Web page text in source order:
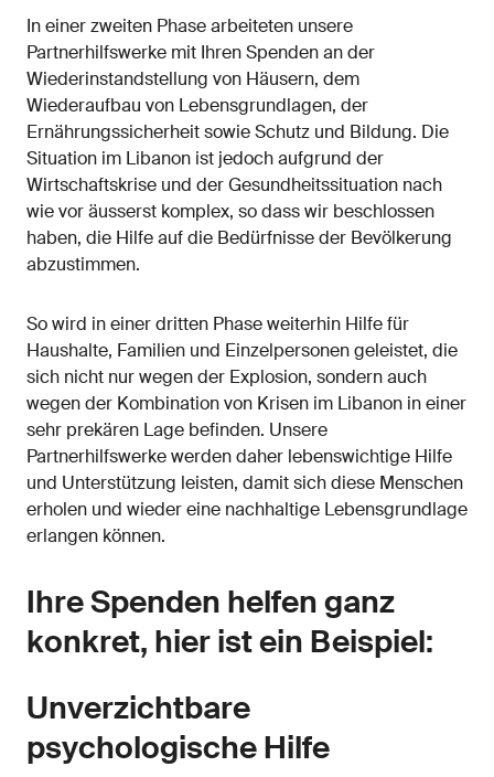
In einer zweiten Phase arbeiteten unsere
Partnerhilfswerke mit Ihren Spenden an der
Wiederinstandstellung von Häusern, dem
Wiederaufbau von Lebensgrundlagen, der
Ernährungssicherheit sowie Schutz und Bildung. Die
Situation im Libanon ist jedoch aufgrund der
Wirtschaftskrise und der Gesundheitssituation nach
wie vor äusserst komplex, so dass wir beschlossen
haben, die Hilfe auf die Bedürfnisse der Bevölkerung
abzustimmen.
So wird in einer dritten Phase weiterhin Hilfe für
Haushalte, Familien und Einzelpersonen geleistet, die
sich nicht nur wegen der Explosion, sondern auch
wegen der Kombination von Krisen im Libanon in einer
sehr prekären Lage befinden. Unsere
Partnerhilfswerke werden daher lebenswichtige Hilfe
und Unterstützung leisten, damit sich diese Menschen
erholen und wieder eine nachhaltige Lebensgrundlage
erlangen können.
Ihre Spenden helfen ganz
konkret, hier ist ein Beispiel:
Unverzichtbare
psychologische Hilfe